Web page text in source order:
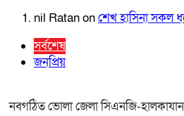
nil Ratanonশেখ হা‌সিনা সকল
সর্বশেষ
জনপ্রিয়
নবগঠিত ভোলা জেলা সিএনজি-